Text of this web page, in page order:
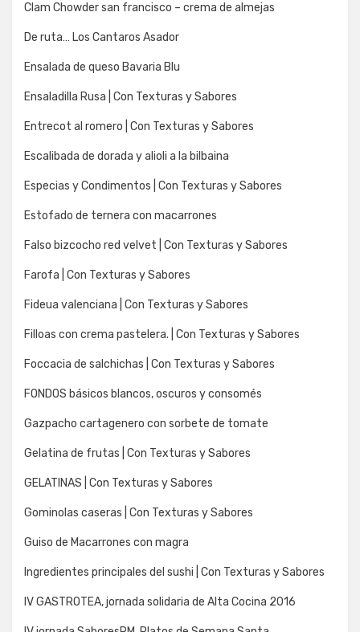
Clam Chowder san francisco – crema de almejas
De ruta… Los Cantaros Asador
Ensalada de queso Bavaria Blu
Ensaladilla Rusa | Con Texturas y Sabores
Entrecot al romero | Con Texturas y Sabores
Escalibada de dorada y alioli a la bilbaina
Especias y Condimentos | Con Texturas y Sabores
Estofado de ternera con macarrones
Falso bizcocho red velvet | Con Texturas y Sabores
Farofa | Con Texturas y Sabores
Fideua valenciana | Con Texturas y Sabores
Filloas con crema pastelera. | Con Texturas y Sabores
Foccacia de salchichas | Con Texturas y Sabores
FONDOS básicos blancos, oscuros y consomés
Gazpacho cartagenero con sorbete de tomate
Gelatina de frutas | Con Texturas y Sabores
GELATINAS | Con Texturas y Sabores
Gominolas caseras | Con Texturas y Sabores
Guiso de Macarrones con magra
Ingredientes principales del sushi | Con Texturas y Sabores
IV GASTROTEA, jornada solidaria de Alta Cocina 2016